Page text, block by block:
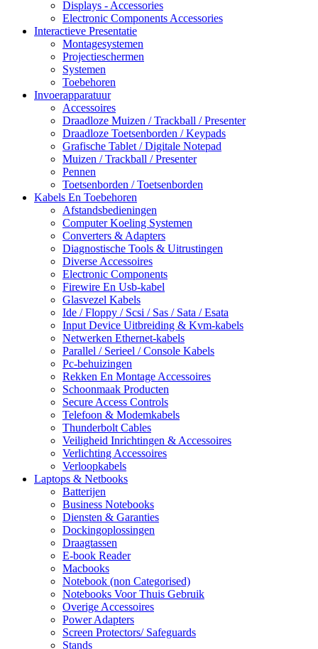
Displays - Accessories
Electronic Components Accessories
Interactieve Presentatie
Montagesystemen
Projectieschermen
Systemen
Toebehoren
Invoerapparatuur
Accessoires
Draadloze Muizen / Trackball / Presenter
Draadloze Toetsenborden / Keypads
Grafische Tablet / Digitale Notepad
Muizen / Trackball / Presenter
Pennen
Toetsenborden / Toetsenborden
Kabels En Toebehoren
Afstandsbedieningen
Computer Koeling Systemen
Converters & Adapters
Diagnostische Tools & Uitrustingen
Diverse Accessoires
Electronic Components
Firewire En Usb-kabel
Glasvezel Kabels
Ide / Floppy / Scsi / Sas / Sata / Esata
Input Device Uitbreiding & Kvm-kabels
Netwerken Ethernet-kabels
Parallel / Serieel / Console Kabels
Pc-behuizingen
Rekken En Montage Accessoires
Schoonmaak Producten
Secure Access Controls
Telefoon & Modemkabels
Thunderbolt Cables
Veiligheid Inrichtingen & Accessoires
Verlichting Accessoires
Verloopkabels
Laptops & Netbooks
Batterijen
Business Notebooks
Diensten & Garanties
Dockingoplossingen
Draagtassen
E-book Reader
Macbooks
Notebook (non Categorised)
Notebooks Voor Thuis Gebruik
Overige Accessoires
Power Adapters
Screen Protectors/ Safeguards
Stands